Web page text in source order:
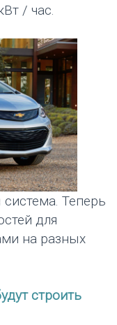
/ час.
Теперь
для
на разных
строить